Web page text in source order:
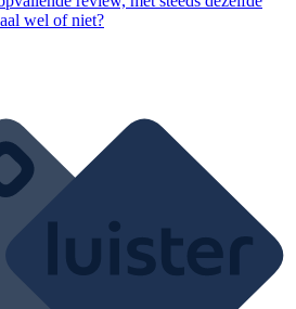
wel of niet?